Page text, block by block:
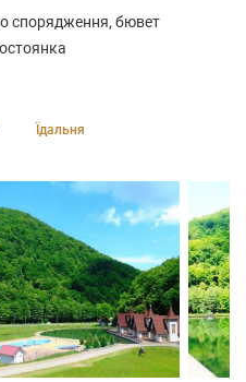
спорядження, бювет
Їдальня